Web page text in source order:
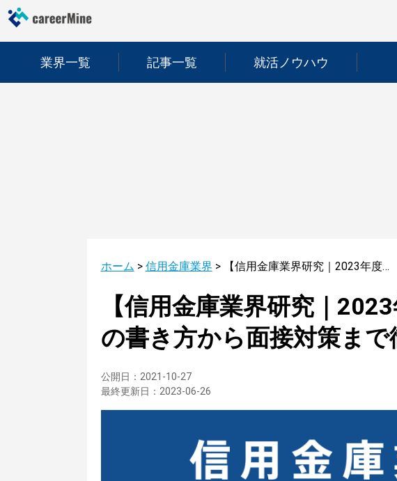
業界一覧 記事一覧 就活ノウハウ
ホーム > 信用金庫業界 > 【信用金庫業界研究｜2023年度最新版】ESの書き方から面接対策まで徹底解説！
【信用金庫業界研究｜
の書き方から面接対策まで
公開日： 2021-10-27
最終更新日： 2023-06-26